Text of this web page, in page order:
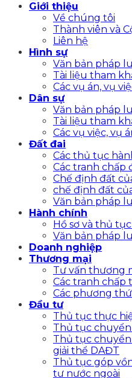
Giới thiệu
Về chúng tôi
Thành viên và
Liên hệ
Hình sự
Văn bản pháp
Tài liệu tham
Các vụ án, vụ
Dân sự
Văn bản pháp
Tài liệu tham
Các vụ việc, vụ
Đất đai
Các thủ tục
Các tranh chấp
Chế định đất
chế định đất
Văn bản pháp
Hành chính
Hồ sơ và thủ
Văn bản pháp
Doanh nghiệp
Thương mại
Tư vấn thương
Các tranh chấp
Các phương
Đầu tư
Thủ tục thực
Thủ tục
Thủ tục
giải thể DAĐT
Thủ tục góp
tư nước ngoài